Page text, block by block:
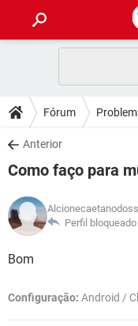
CELULAR
OUTLOOK
INSTAGRAM
GUIA DE COMPRAS
DICAS
JOGOS
INSTAGRAM
GUIA DE COMPRAS
DOWNLOADS
JOGOS
CELULAR
OUTLOOK
JOGOS
CELULAR
OUTLOOK
INSTAGRAM
GLOSSÁRIO
OUTLOOK
Fórum
Anterior
Como faço para
Perfil bloqueado
Bom
Configuração: Android /